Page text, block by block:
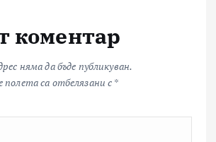
коментар
няма да бъде публикуван.
са отбелязани с *